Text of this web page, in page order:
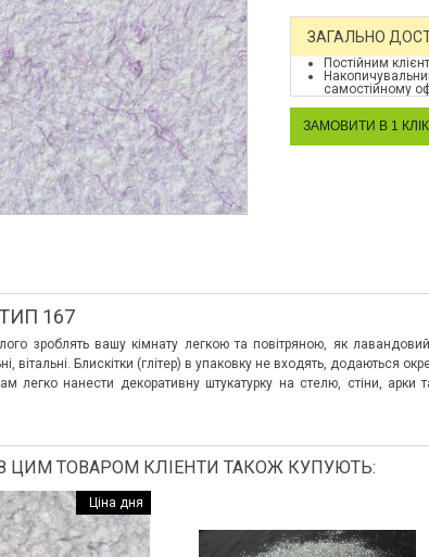
ЗАГАЛЬНО
Постійним
самостійному
167
зроблять вашу кімнату легкою та повітряною, як
вітальні. Блискітки (глітер) в упаковку не входять, додаються
легко нанести декоративну штукатурку на стелю, стіни, арки
ЦИМ ТОВАРОМ КЛІЕНТИ ТАКОЖ КУПУЮТЬ:
ЦІНА ДНЯ
Ціна дня